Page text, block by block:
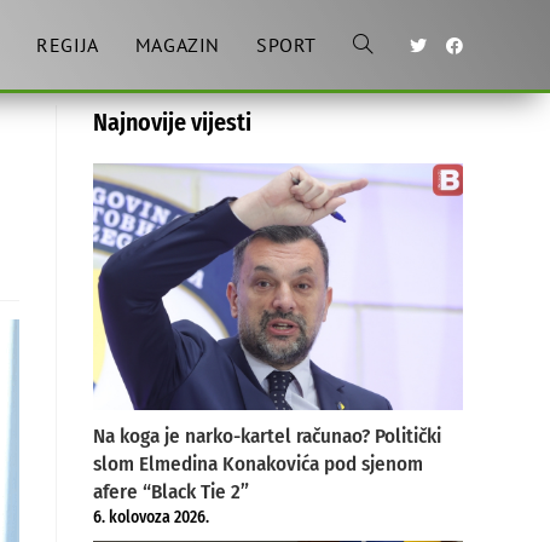
REGIJA MAGAZIN SPORT Toggle
Najnovije vijesti
Na koga je narko-kartel računao? Politički
slom Elmedina Konakovića pod sjenom
afere “Black Tie 2”
6. kolovoza 2026.